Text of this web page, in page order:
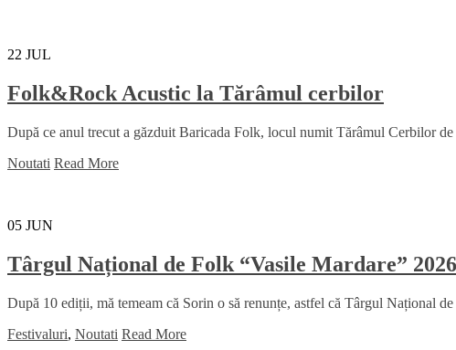
22 JUL
Folk&Rock Acustic la Tărâmul cerbilor
După ce anul trecut a găzduit Baricada Folk, locul numit Tărâmul Cerbilor
Noutati Read More
05 JUN
Târgul Național de Folk “Vasile Mardare” 2026
După 10 ediții, mă temeam că Sorin o să renunțe, astfel că Târgul Național
Festivaluri, Noutati Read More